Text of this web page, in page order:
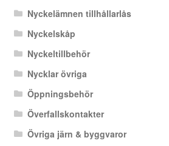
Nyckelämnen tillhållarlås
Nyckelskåp
Nyckeltillbehör
Nycklar övriga
Öppningsbehör
Överfallskontakter
Övriga järn & byggvaror